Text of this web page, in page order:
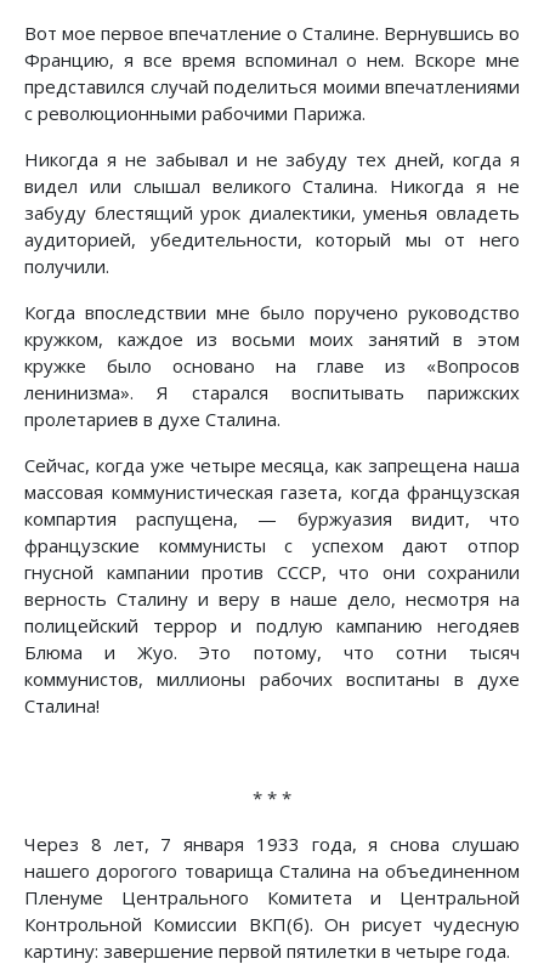
Вот мое первое впечатление о Сталине. Вернувшись во
Францию, я все время вспоминал о нем. Вскоре мне
представился случай поделиться моими впечатлениями
с революционными рабочими Парижа.
Никогда я не забывал и не забуду тех дней, когда я
видел или слышал великого Сталина. Никогда я не
забуду блестящий урок диалектики, уменья овладеть
аудиторией, убедительности, который мы от него
получили.
Когда впоследствии мне было поручено руководство
кружком, каждое из восьми моих занятий в этом
кружке было основано на главе из «Вопросов
ленинизма». Я старался воспитывать парижских
пролетариев в духе Сталина.
Сейчас, когда уже четыре месяца, как запрещена наша
массовая коммунистическая газета, когда французская
компартия распущена, — буржуазия видит, что
французские коммунисты с успехом дают отпор
гнусной кампании против СССР, что они сохранили
верность Сталину и веру в наше дело, несмотря на
полицейский террор и подлую кампанию негодяев
Блюма и Жуо. Это потому, что сотни тысяч
коммунистов, миллионы рабочих воспитаны в духе
Сталина!
* * *
Через 8 лет, 7 января 1933 года, я снова слушаю
нашего дорогого товарища Сталина на объединенном
Пленуме Центрального Комитета и Центральной
Контрольной Комиссии ВКП(б). Он рисует чудесную
картину: завершение первой пятилетки в четыре года.